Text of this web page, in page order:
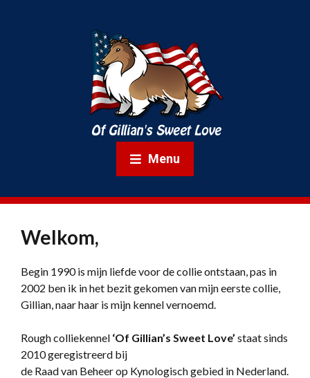
Menu
Welkom,
Begin 1990 is mijn liefde voor de collie ontstaan, pas in
2002 ben ik in het bezit gekomen van mijn eerste collie,
Gillian, naar haar is mijn kennel vernoemd.
Rough colliekennel ‘Of Gillian’s Sweet Love’ staat sinds
2010 geregistreerd bij
de Raad van Beheer op Kynologisch gebied in Nederland.